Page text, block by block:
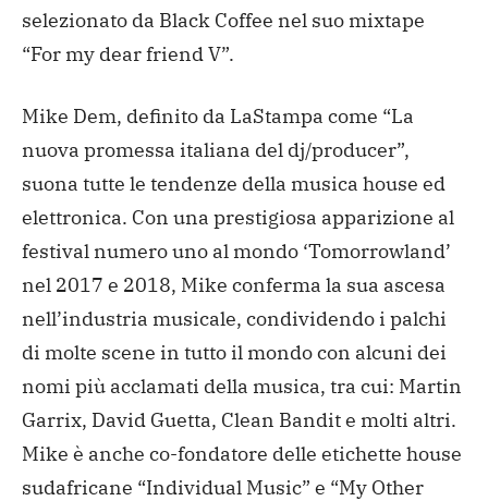
selezionato da Black Coffee nel suo mixtape
“For my dear friend V”.
Mike Dem, definito da LaStampa come “La
nuova promessa italiana del dj/producer”,
suona tutte le tendenze della musica house ed
elettronica. Con una prestigiosa apparizione al
festival numero uno al mondo ‘Tomorrowland’
nel 2017 e 2018, Mike conferma la sua ascesa
nell’industria musicale, condividendo i palchi
di molte scene in tutto il mondo con alcuni dei
nomi più acclamati della musica, tra cui: Martin
Garrix, David Guetta, Clean Bandit e molti altri.
Mike è anche co-fondatore delle etichette house
sudafricane “Individual Music” e “My Other